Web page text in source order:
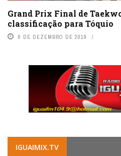
Grand Prix Final de
classificação para Tóquio
6 DE DEZEMBRO DE 2019
IGUAIMIX.TV